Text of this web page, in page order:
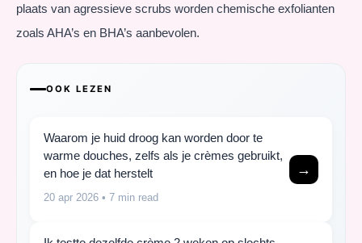
plaats van agressieve scrubs worden chemische exfolianten
zoals AHA’s en BHA’s aanbevolen.
OOK LEZEN
Waarom je huid droog kan worden door te
warme douches, zelfs als je crèmes gebruikt,
en hoe je dat herstelt
20 apr 2026 • 7 min read
→